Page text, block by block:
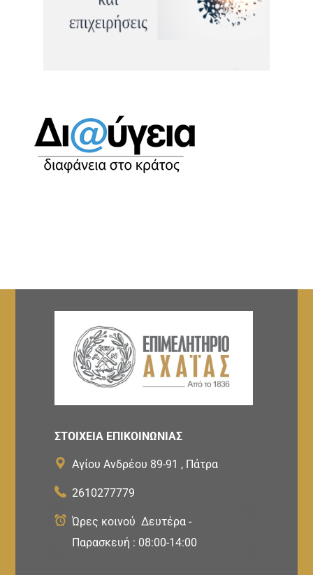
ΣΤΟΙΧΕΙΑ ΕΠΙΚΟΙΝΩΝΙΑΣ
Αγίου Ανδρέου 89-91 , Πάτρα
2610277779
Ώρες κοινού Δευτέρα -
Παρασκευή : 08:00-14:00